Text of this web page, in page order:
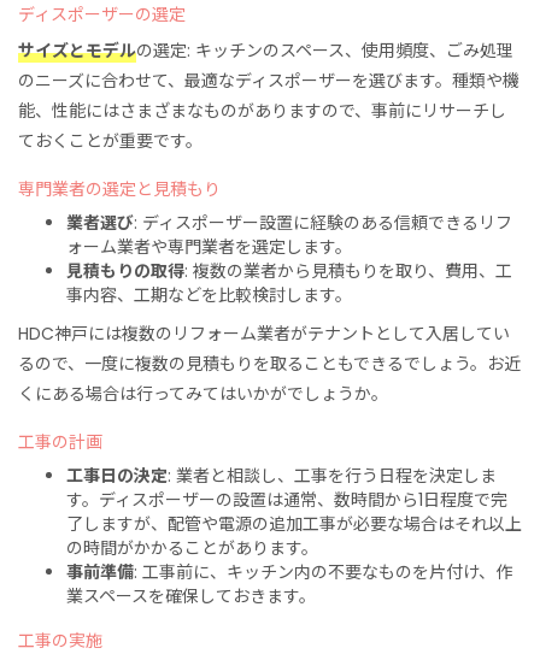
ディスポーザーの選定
サイズとモデルの選定: キッチンのスペース、使用頻度、ごみ処理
のニーズに合わせて、最適なディスポーザーを選びます。種類や機
能、性能にはさまざまなものがありますので、事前にリサーチし
ておくことが重要です。
専門業者の選定と見積もり
業者選び: ディスポーザー設置に経験のある信頼できるリフ
ォーム業者や専門業者を選定します。
見積もりの取得: 複数の業者から見積もりを取り、費用、工
事内容、工期などを比較検討します。
HDC神戸には複数のリフォーム業者がテナントとして入居してい
るので、一度に複数の見積もりを取ることもできるでしょう。お近
くにある場合は行ってみてはいかがでしょうか。
工事の計画
工事日の決定: 業者と相談し、工事を行う日程を決定しま
す。ディスポーザーの設置は通常、数時間から1日程度で完
了しますが、配管や電源の追加工事が必要な場合はそれ以上
の時間がかかることがあります。
事前準備: 工事前に、キッチン内の不要なものを片付け、作
業スペースを確保しておきます。
工事の実施